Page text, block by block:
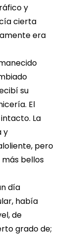
y
cierta
era
su
El
La
y
pero
más bellos
día
había
de
grado de;